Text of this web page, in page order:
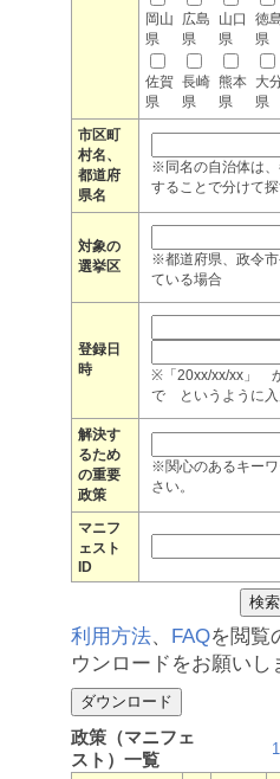
岡山
県
広島
県
山口
県
徳
県
佐賀
県
長崎
県
熊本
県
大
県
市区町
村名、
都道府
県名
※同名の自治体は
することで分けて探
対象の
選挙区
※都道府県、政令
ている場合
登録日
時
※「20xx/xx/xx」
で というように入
解決す
るため
の重要
政策
※関心のあるキー
さい。
マニフ
ェスト
ID
利用方法、 FAQを閲覧
ウンロードをお願いし
政策（マニフェ
スト）一覧
1